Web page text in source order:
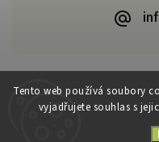
Tento web používá soubory
vyjadřujete souhlas s
Copyright 2026
Vytvořil